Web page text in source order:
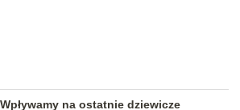
Wpływamy na ostatnie dziewicze